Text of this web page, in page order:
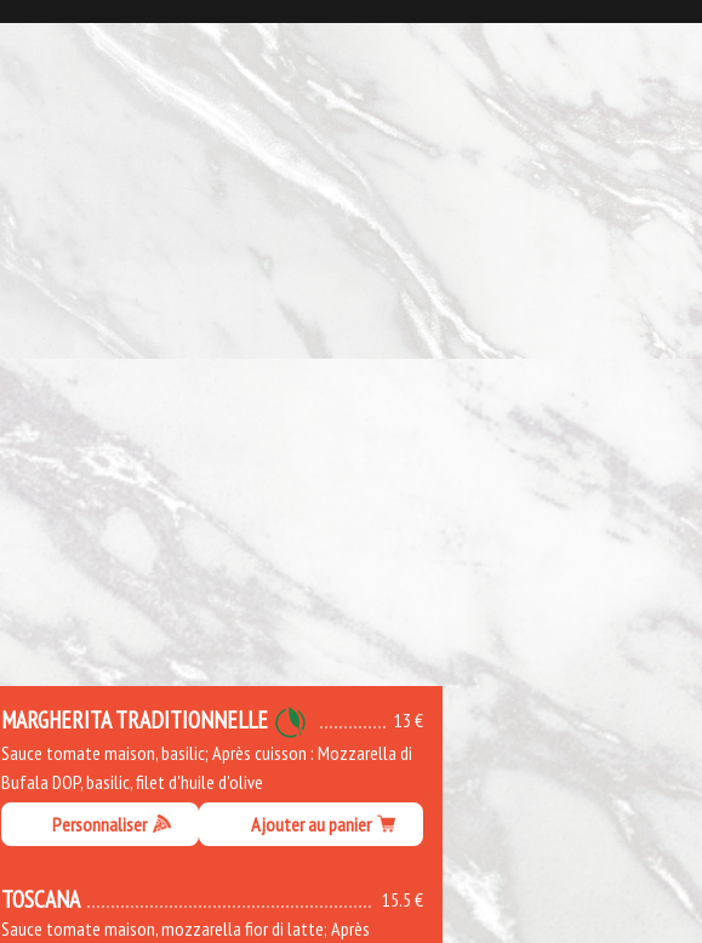
13 €
MARGHERITA TRADITIONNELLE
Sauce tomate maison, basilic; Après cuisson : Mozzarella di
Bufala DOP, basilic, filet d'huile d'olive
Personnaliser
Ajouter au panier
15.5 €
TOSCANA
Sauce tomate maison, mozzarella fior di latte; Après